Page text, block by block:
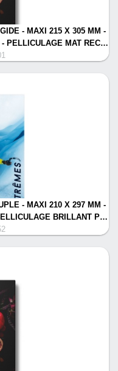
- MAXI 215 X 305 MM -
- PELLICULAGE MAT REC…
- MAXI 210 X 297 MM -
BRILLANT P…